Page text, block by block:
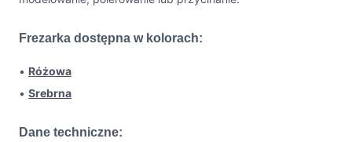
Frezarka dostępna w kolorach:
• Różowa
• Srebrna
Dane techniczne: